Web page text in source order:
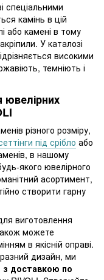
спеціальними
камінь в цій
або камені в тому
У каталозі
високими
темніють і
ювелірних
різного розміру,
під срібло або
в нашому
якого ювелірного
асортимент,
створити гарну
виготовлення
можете
в якісній оправі.
дизайн, ми
з доставкою по